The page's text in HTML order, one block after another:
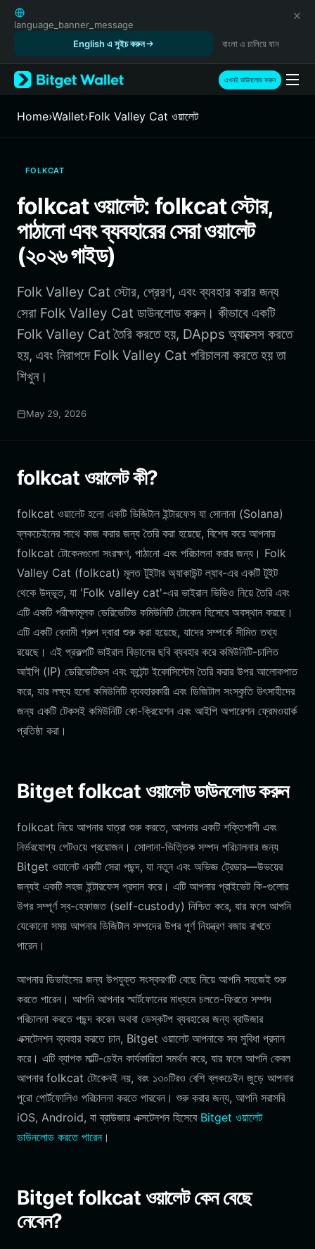
English
日本語
Русский
Español (Latinoamérica)
Türkçe
Italiano
繁體中文
Português (Portugal)
Bahasa Indonesia
ภาษาไทย
Português (Brasil)
Español (Argentina)
language_banner_message
English এ সুইচ করুন
বাংলা এ চালিয়ে যান
এখনই ডাউনলোড করুন
Home›Wallet›Folk Valley Cat ওয়ালেট
FOLKCAT
folkcat ওয়ালেট: folkcat স্টোর,
পাঠানো এবং ব্যবহারের সেরা ওয়ালেট
(২০২৬ গাইড)
Folk Valley Cat স্টোর, প্রেরণ, এবং ব্যবহার করার জন্য
সেরা Folk Valley Cat ডাউনলোড করুন। কীভাবে একটি
Folk Valley Cat তৈরি করতে হয়, DApps অ্যাক্সেস করতে
হয়, এবং নিরাপদে Folk Valley Cat পরিচালনা করতে হয় তা
শিখুন।
May 29, 2026
folkcat ওয়ালেট কী?
folkcat ওয়ালেট হলো একটি ডিজিটাল ইন্টারফেস যা সোলানা (Solana)
ব্লকচেইনের সাথে কাজ করার জন্য তৈরি করা হয়েছে, বিশেষ করে আপনার
folkcat টোকেনগুলো সংরক্ষণ, পাঠানো এবং পরিচালনা করার জন্য। Folk
Valley Cat (folkcat) মূলত টুইটার অ্যাকাউন্ট ল্যাব-এর একটি টুইট
থেকে উদ্ভূত, যা 'Folk valley cat'-এর ভাইরাল ভিডিও নিয়ে তৈরি এবং
এটি একটি পরীক্ষামূলক ডেরিভেটিভ কমিউনিটি টোকেন হিসেবে অবস্থান করছে।
এটি একটি বেনামী গ্রুপ দ্বারা শুরু করা হয়েছে, যাদের সম্পর্কে সীমিত তথ্য
রয়েছে। এই প্রকল্পটি ভাইরাল বিড়ালের ছবি ব্যবহার করে কমিউনিটি-চালিত
আইপি (IP) ডেরিভেটিভস এবং কন্টেন্ট ইকোসিস্টেম তৈরি করার উপর আলোকপাত
করে, যার লক্ষ্য হলো কমিউনিটি ব্যবহারকারী এবং ডিজিটাল সংস্কৃতি উৎসাহীদের
জন্য একটি টেকসই কমিউনিটি কো-ক্রিয়েশন এবং আইপি অপারেশন ফ্রেমওয়ার্ক
প্রতিষ্ঠা করা।
Bitget folkcat ওয়ালেট ডাউনলোড করুন
folkcat নিয়ে আপনার যাত্রা শুরু করতে, আপনার একটি শক্তিশালী এবং
নির্ভরযোগ্য গেটওয়ে প্রয়োজন। সোলানা-ভিত্তিক সম্পদ পরিচালনার জন্য
Bitget ওয়ালেট একটি সেরা পছন্দ, যা নতুন এবং অভিজ্ঞ ট্রেডার—উভয়ের
জন্যই একটি সহজ ইন্টারফেস প্রদান করে। এটি আপনার প্রাইভেট কি-গুলোর
উপর সম্পূর্ণ স্ব-হেফাজত (self-custody) নিশ্চিত করে, যার ফলে আপনি
যেকোনো সময় আপনার ডিজিটাল সম্পদের উপর পূর্ণ নিয়ন্ত্রণ বজায় রাখতে
পারেন।
আপনার ডিভাইসের জন্য উপযুক্ত সংস্করণটি বেছে নিয়ে আপনি সহজেই শুরু
করতে পারেন। আপনি আপনার স্মার্টফোনের মাধ্যমে চলতে-ফিরতে সম্পদ
পরিচালনা করতে পছন্দ করেন অথবা ডেস্কটপ ব্যবহারের জন্য ব্রাউজার
এক্সটেনশন ব্যবহার করতে চান, Bitget ওয়ালেট আপনাকে সব সুবিধা প্রদান
করে। এটি ব্যাপক মাল্টি-চেইন কার্যকারিতা সমর্থন করে, যার ফলে আপনি কেবল
আপনার folkcat টোকেনই নয়, বরং ১৩০টিরও বেশি ব্লকচেইন জুড়ে আপনার
পুরো পোর্টফোলিও পরিচালনা করতে পারবেন। শুরু করার জন্য, আপনি সরাসরি
iOS, Android, বা ব্রাউজার এক্সটেনশন হিসেবে Bitget ওয়ালেট
ডাউনলোড করতে পারেন।
Bitget folkcat ওয়ালেট কেন বেছে
নেবেন?